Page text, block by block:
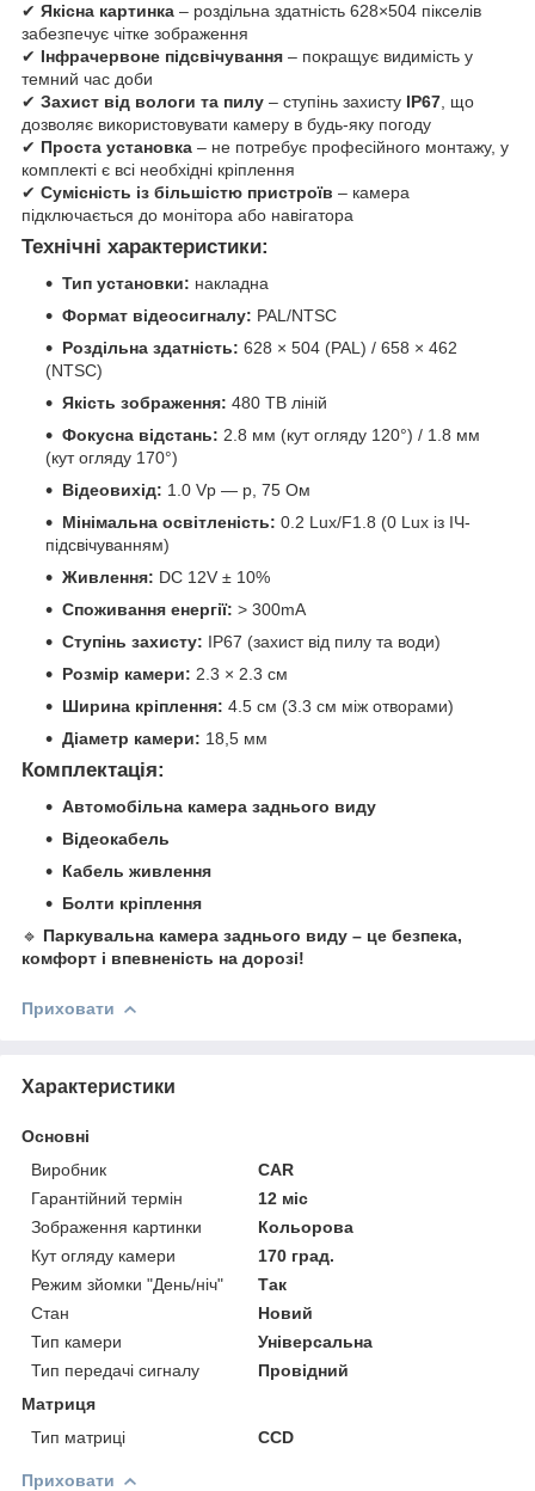
✔ Якісна картинка – роздільна здатність 628×504 пікселів
забезпечує чітке зображення
✔ Інфрачервоне підсвічування – покращує видимість у
темний час доби
✔ Захист від вологи та пилу – ступінь захисту IP67, що
дозволяє використовувати камеру в будь-яку погоду
✔ Проста установка – не потребує професійного монтажу, у
комплекті є всі необхідні кріплення
✔ Сумісність із більшістю пристроїв – камера
підключається до монітора або навігатора
Технічні характеристики:
Тип установки: накладна
Формат відеосигналу: PAL/NTSC
Роздільна здатність: 628 × 504 (PAL) / 658 × 462
(NTSC)
Якість зображення: 480 ТВ ліній
Фокусна відстань: 2.8 мм (кут огляду 120°) / 1.8 мм
(кут огляду 170°)
Відеовихід: 1.0 Vp — p, 75 Ом
Мінімальна освітленість: 0.2 Lux/F1.8 (0 Lux із ІЧ-
підсвічуванням)
Живлення: DC 12V ± 10%
Споживання енергії: > 300mA
Ступінь захисту: IP67 (захист від пилу та води)
Розмір камери: 2.3 × 2.3 см
Ширина кріплення: 4.5 см (3.3 см між отворами)
Діаметр камери: 18,5 мм
Комплектація:
Автомобільна камера заднього виду
Відеокабель
Кабель живлення
Болти кріплення
🔹 Паркувальна камера заднього виду – це безпека,
комфорт і впевненість на дорозі!
Приховати
Характеристики
Основні
Виробник
CAR
Гарантійний термін
12 міс
Зображення картинки
Кольорова
Кут огляду камери
170 град.
Режим зйомки "День/ніч"
Так
Стан
Новий
Тип камери
Універсальна
Тип передачі сигналу
Провідний
Матриця
Тип матриці
CCD
Приховати